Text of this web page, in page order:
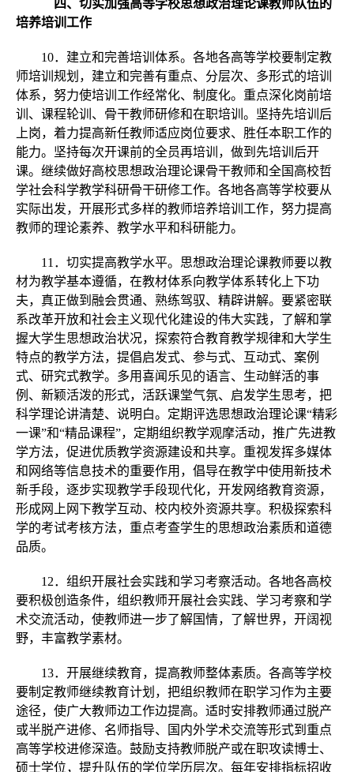
四、切实加强高等学校思想政治理论课教师队伍的
培养培训工作
10．建立和完善培训体系。各地各高等学校要制定教
师培训规划，建立和完善有重点、分层次、多形式的培训
体系，努力使培训工作经常化、制度化。重点深化岗前培
训、课程轮训、骨干教师研修和在职培训。坚持先培训后
上岗，着力提高新任教师适应岗位要求、胜任本职工作的
能力。坚持每次开课前的全员再培训，做到先培训后开
课。继续做好高校思想政治理论课骨干教师和全国高校哲
学社会科学教学科研骨干研修工作。各地各高等学校要从
实际出发，开展形式多样的教师培养培训工作，努力提高
教师的理论素养、教学水平和科研能力。
11．切实提高教学水平。思想政治理论课教师要以教
材为教学基本遵循，在教材体系向教学体系转化上下功
夫，真正做到融会贯通、熟练驾驭、精辟讲解。要紧密联
系改革开放和社会主义现代化建设的伟大实践，了解和掌
握大学生思想政治状况，探索符合教育教学规律和大学生
特点的教学方法，提倡启发式、参与式、互动式、案例
式、研究式教学。多用喜闻乐见的语言、生动鲜活的事
例、新颖活泼的形式，活跃课堂气氛、启发学生思考，把
科学理论讲清楚、说明白。定期评选思想政治理论课“精彩
一课”和“精品课程”，定期组织教学观摩活动，推广先进教
学方法，促进优质教学资源建设和共享。重视发挥多媒体
和网络等信息技术的重要作用，倡导在教学中使用新技术
新手段，逐步实现教学手段现代化，开发网络教育资源，
形成网上网下教学互动、校内校外资源共享。积极探索科
学的考试考核方法，重点考查学生的思想政治素质和道德
品质。
12．组织开展社会实践和学习考察活动。各地各高校
要积极创造条件，组织教师开展社会实践、学习考察和学
术交流活动，使教师进一步了解国情，了解世界，开阔视
野，丰富教学素材。
13．开展继续教育，提高教师整体素质。各高等学校
要制定教师继续教育计划，把组织教师在职学习作为主要
途径，使广大教师边工作边提高。适时安排教师通过脱产
或半脱产进修、名师指导、国内外学术交流等形式到重点
高等学校进修深造。鼓励支持教师脱产或在职攻读博士、
硕士学位，提升队伍的学位学历层次。每年安排指标招收